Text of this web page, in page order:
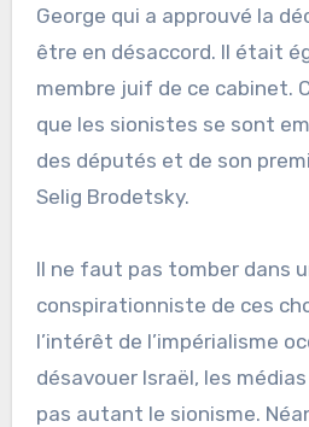
George qui a approuvé la
être en désaccord. Il était
membre juif de ce cabinet.
que les sionistes se sont
des députés et de son
Selig Brodetsky.
Il ne faut pas tomber dans
conspirationniste de ces
l’intérêt de l’impérialisme
désavouer Israël, les
pas autant le sionisme.